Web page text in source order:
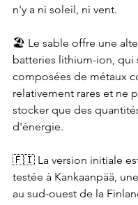
n'y a ni soleil, ni vent.
🏖 Le sable offre une
batteries lithium-ion, qui
composées de métaux
relativement rares et ne
stocker que des
d'énergie.
🇫🇮 La version initiale
testée à Kankaanpää,
au sud-ouest de la